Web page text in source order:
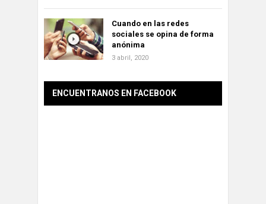
Cuando en las redes
sociales se opina de forma
anónima
3 abril, 2020
ENCUENTRANOS EN FACEBOOK